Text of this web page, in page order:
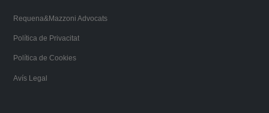
Requena&Mazzoni Advocats
Política de Privacitat
Política de Cookies
Avís Legal